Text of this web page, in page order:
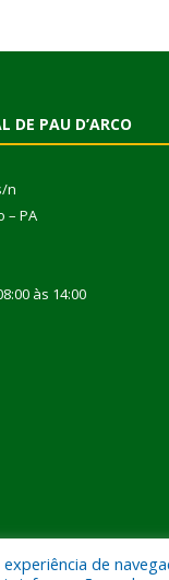
DE PAU D’ARCO
n
– PA
às 14:00
de